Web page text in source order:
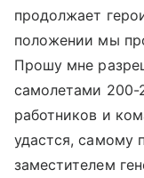
продолжает
положении мы
Прошу мне
самолетами 200-
работников и
удастся, самому
заместителем